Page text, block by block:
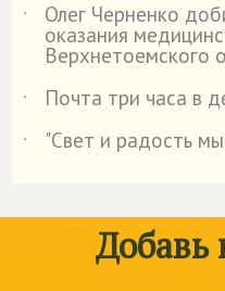
˙
Олег Черненко
оказания
Верхнетоемского
˙
Почта три часа в
˙
"Свет и радость
Добавь